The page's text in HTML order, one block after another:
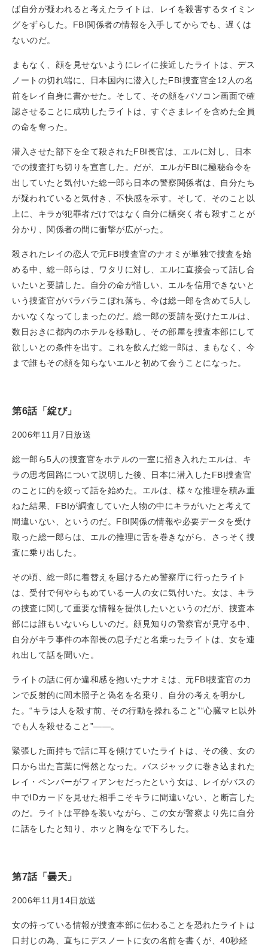
ば自分が疑われると考えたライトは、レイを殺害するタイミン
グをずらした。FBI関係者の情報を入手してからでも、遅くは
ないのだ。
まもなく、顔を見せないようにレイに接近したライトは、デス
ノートの切れ端に、日本国内に潜入したFBI捜査官全12人の名
前をレイ自身に書かせた。そして、その顔をパソコン画面で確
認させることに成功したライトは、すぐさまレイを含めた全員
の命を奪った。
潜入させた部下を全て殺されたFBI長官は、エルに対し、日本
での捜査打ち切りを宣言した。だが、エルがFBIに極秘命令を
出していたと気付いた総一郎ら日本の警察関係者は、自分たち
が疑われていると気付き、不快感を示す。そして、そのこと以
上に、キラが犯罪者だけではなく自分に楯突く者も殺すことが
分かり、関係者の間に衝撃が広がった。
殺されたレイの恋人で元FBI捜査官のナオミが単独で捜査を始
める中、総一郎らは、ワタリに対し、エルに直接会って話し合
いたいと要請した。自分の命が惜しい、エルを信用できないと
いう捜査官がバラバラこぼれ落ち、今は総一郎を含めて5人し
かいなくなってしまったのだ。総一郎の要請を受けたエルは、
数日おきに都内のホテルを移動し、その部屋を捜査本部にして
欲しいとの条件を出す。これを飲んだ総一郎は、まもなく、今
まで誰もその顔を知らないエルと初めて会うことになった。
第6話「綻び」
2006年11月7日放送
総一郎ら5人の捜査官をホテルの一室に招き入れたエルは、キ
ラの思考回路について説明した後、日本に潜入したFBI捜査官
のことに的を絞って話を始めた。エルは、様々な推理を積み重
ねた結果、FBIが調査していた人物の中にキラがいたと考えて
間違いない、というのだ。FBI関係の情報や必要データを受け
取った総一郎らは、エルの推理に舌を巻きながら、さっそく捜
査に乗り出した。
その頃、総一郎に着替えを届けるため警察庁に行ったライト
は、受付で何やらもめている一人の女に気付いた。女は、キラ
の捜査に関して重要な情報を提供したいというのだが、捜査本
部には誰もいないらしいのだ。顔見知りの警察官が見守る中、
自分がキラ事件の本部長の息子だと名乗ったライトは、女を連
れ出して話を聞いた。
ライトの話に何か違和感を抱いたナオミは、元FBI捜査官のカ
ンで反射的に間木照子と偽名を名乗り、自分の考えを明かし
た。“キラは人を殺す前、その行動を操れること”“心臓マヒ以外
でも人を殺せること”——。
緊張した面持ちで話に耳を傾けていたライトは、その後、女の
口から出た言葉に愕然となった。バスジャックに巻き込まれた
レイ・ペンバーがフィアンセだったという女は、レイがバスの
中でIDカードを見せた相手こそキラに間違いない、と断言した
のだ。ライトは平静を装いながら、この女が警察より先に自分
に話をしたと知り、ホッと胸をなで下ろした。
第7話「曇天」
2006年11月14日放送
女の持っている情報が捜査本部に伝わることを恐れたライトは
口封じの為、直ちにデスノートに女の名前を書くが、40秒経